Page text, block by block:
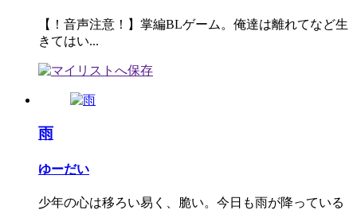
【！音声注意！】掌編BLゲーム。俺達は離れてなど生
きてはい...
雨
ゆーだい
少年の心は移ろい易く、脆い。今日も雨が降っている